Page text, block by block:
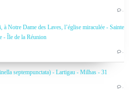
…
à Notre Dame des Laves, l’église miraculée - Sainte
- Île de la Réunion
…
septempunctata) - Lartigau - Milhas - 31
…